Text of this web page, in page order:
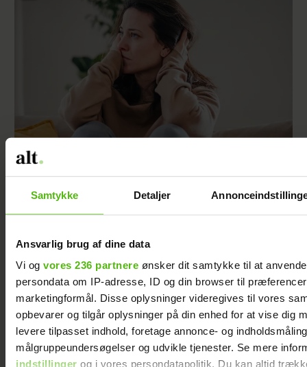
Samtykke Detaljer
Ansvarlig brug af dine data
Vi og vores 236 partnere ønsker dit samtykke til at
persondata om IP-adresse, ID og din browser til
marketingformål. Disse oplysninger videregives til vores
opbevarer og tilgår oplysninger på din enhed for at vise dig
levere tilpasset indhold, foretage annonce- og
målgruppeundersøgelser og udvikle tjenester. Se mere
indstillinger og i vores persondatapolitik. Du kan altid
Jeg valgte at blive skilt fra min mand - da jeg
en dag gik forbi hans hus, fik jeg et chok
Vi var skeptiske
før den 1.
sæson, men
blev helt
tryllebundet –
nu kommer